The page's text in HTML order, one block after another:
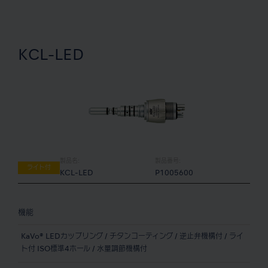
KCL-LED
ライト付
KCL-LED P1005600
機能
KaVo® LEDカップリング / チタンコーティング / 逆止弁機構付 / ライ
ト付 ISO標準4ホール / 水量調節機構付